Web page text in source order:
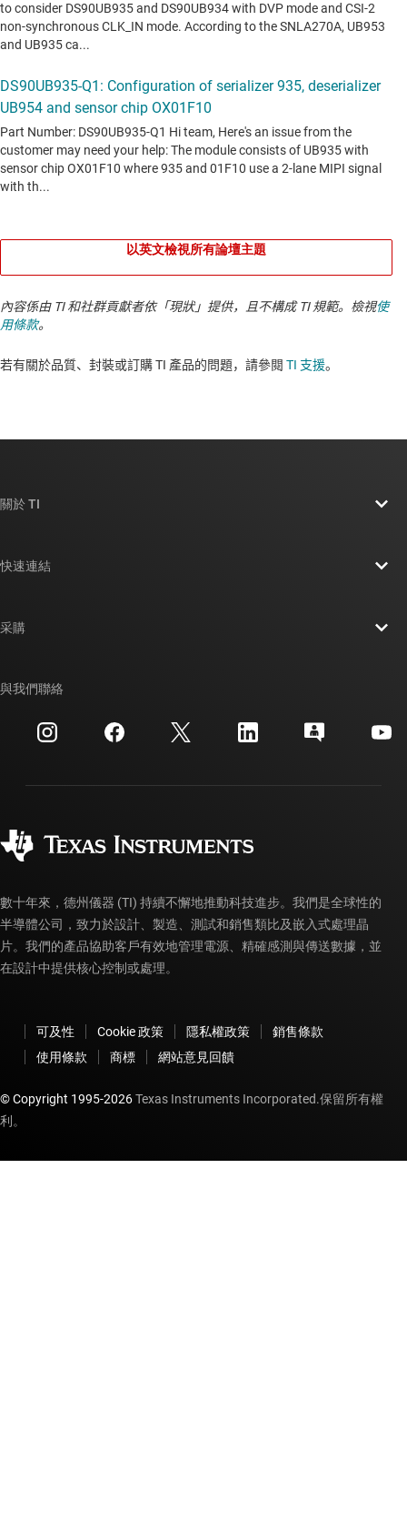
以英文檢視所有論壇主題
內容係由 TI 和社群貢獻者依「現狀」提供，且不構成 TI 規範。檢視使
用條款。
若有關於品質、封裝或訂購 TI 產品的問題，請參閱 TI 支援。​​​​​​​​​​​​​​
關於 TI
投資人關系
製造
快速連結
交互參考搜索
客戶支援中心
myTI 帳戶常見問題解答
采購
訂購 FAQ
與我們聯絡
數十年來，德州儀器 (TI) 持續不懈地推動科技進步。我們是全球性的
半導體公司，致力於設計、製造、測試和銷售類比及嵌入式處理晶
片。我們的產品協助客戶有效地管理電源、精確感測與傳送數據，並
在設計中提供核心控制或處理。
可及性 Cookie 政策 隱私權政策
銷售條款
使用條款
商標 網站意見回饋
© Copyright 1995-2026Texas Instruments Incorporated.保留所有權
利。